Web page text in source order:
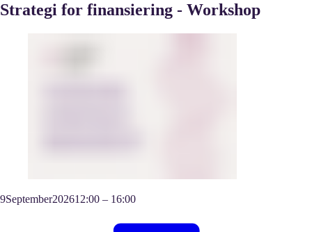
Strategi for finansiering - Workshop
9September202612:00 – 16:00